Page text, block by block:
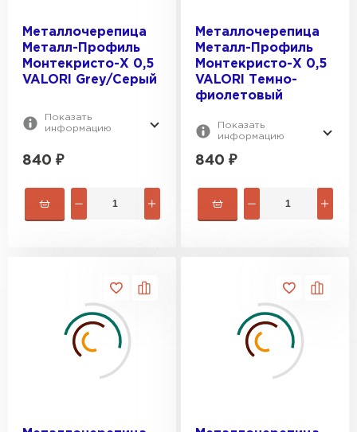
Металлочерепица
Металл-Профиль
Монтекристо-X 0,5
VALORI Grey/Серый
Показать
информацию
840 ₽
Металлочерепица
Металл-Профиль
Монтекристо-X 0,5
VALORI Темно-
фиолетовый
Показать
информацию
840 ₽